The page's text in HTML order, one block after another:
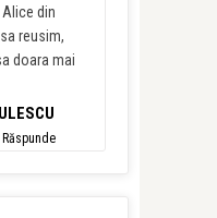
din
reusim,
doara mai
Răspunde